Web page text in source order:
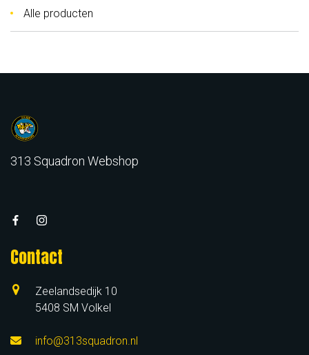
P
A
Alle producten
313 Squadron Webshop
Contact
Zeelandsedijk 10
5408 SM Volkel
info@313squadron.nl